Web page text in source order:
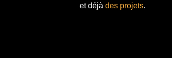
et déjà des projets.